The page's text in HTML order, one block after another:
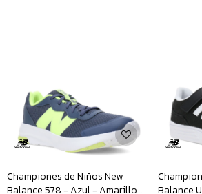
Championes de Niños New
Balance 578 - Azul - Amarillo
Balance